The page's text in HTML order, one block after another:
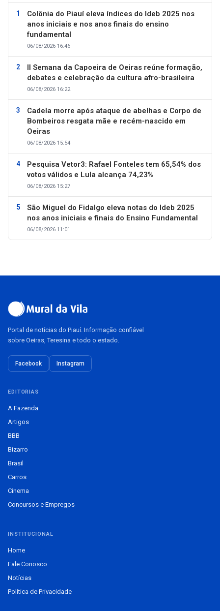
Colônia do Piauí eleva índices do Ideb 2025 nos
anos iniciais e nos anos finais do ensino
fundamental
06/08/2026 16:46
II Semana da Capoeira de Oeiras reúne formação,
debates e celebração da cultura afro-brasileira
06/08/2026 16:22
Cadela morre após ataque de abelhas e Corpo de
Bombeiros resgata mãe e recém-nascido em
Oeiras
06/08/2026 15:54
Pesquisa Vetor3: Rafael Fonteles tem 65,54% dos
votos válidos e Lula alcança 74,23%
06/08/2026 15:27
São Miguel do Fidalgo eleva notas do Ideb 2025
nos anos iniciais e finais do Ensino Fundamental
06/08/2026 11:01
Portal de notícias do Piauí. Informação confiável
sobre Oeiras, Teresina e todo o estado.
Facebook Instagram
EDITORIAS
A Fazenda
Artigos
BBB
Bizarro
Brasil
Carros
Cinema
Concursos e Empregos
INSTITUCIONAL
Home
Fale Conosco
Notícias
Política de Privacidade